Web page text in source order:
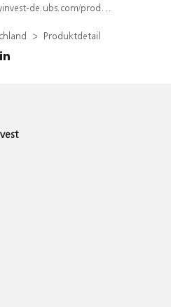
produkt/detail/index/isin/DE000WA8MTA9
Produktdetail